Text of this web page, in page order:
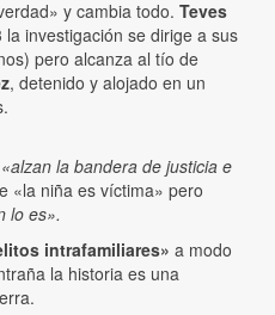
y cambia todo. Teves
investigación se dirige a sus
pero alcanza al tío de
, detenido y alojado en un
«alzan la bandera de justicia e
«la niña es víctima» pero
lo es».
intrafamiliares» a modo
la historia es una